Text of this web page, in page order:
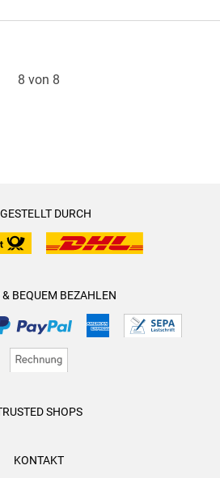
8 von 8
DURCH
& BEQUEM BEZAHLEN
SHOPS
KONTAKT